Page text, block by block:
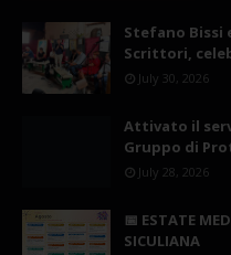
Stefano Bissi
Scrittori,
July 30, 2026
Attivato il
Gruppo di
July 28, 2026
📅 ESTATE
SICULIANA